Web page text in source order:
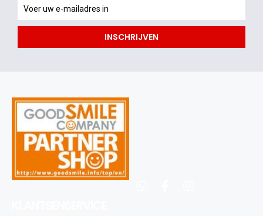
ontvang
als
acties
INSCHRIJVEN